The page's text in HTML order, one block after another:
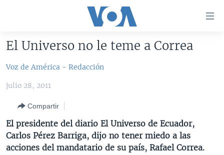
accesibilidad
al
principal
navegador
principal
Salte
AMÉRICA DEL NORTE
EEUU
MÉXICO
HAITÍ
ELECCIONES EEUU 2024
ELECCIONES EEUU
VOTO DIVIDIDO
VOA VERIFICA
VOA VERIFICA UCRANIA/RUSIA
VOA VERIFICA INMIGRACIÓN
VOA VERIFICA AMÉRICA LATINA
AMÉRICA LATINA
ARGENTINA
BOLIVIA
CHINA EN AMÉRICA LATINA
CENTROAMÉRICA
El Universo no le teme a Correa
Voz de América - Redacción
julio 28, 2011
Compartir
El presidente del diario El Universo de Ecuador,
Carlos Pérez Barriga, dijo no tener miedo a las
acciones del mandatario de su país, Rafael Correa.